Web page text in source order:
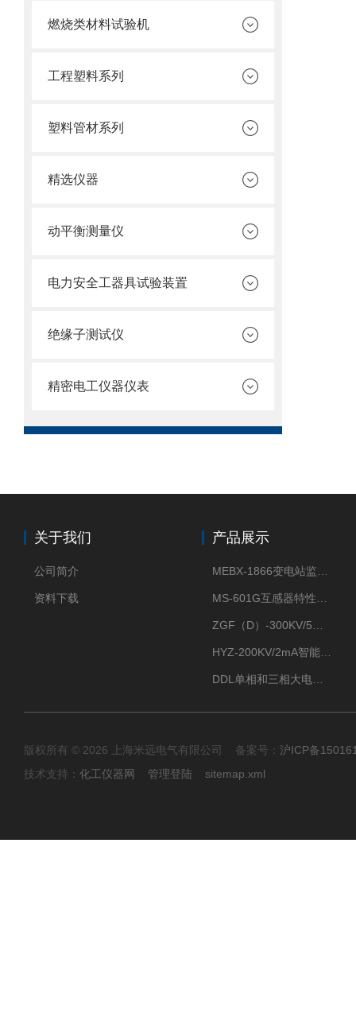
燃烧类材料试验机
工程塑料系列
塑料管材系列
精选仪器
动平衡测量仪
电力安全工器具试验装置
绝缘子测试仪
精密电工仪器仪表
关于我们
公司简介
资料下载
产品展示
版权所有 © 2026 上海米远电气有限公司 备案号： 沪ICP备
技术支持： 化工仪器网 管理登陆 sitemap.xml